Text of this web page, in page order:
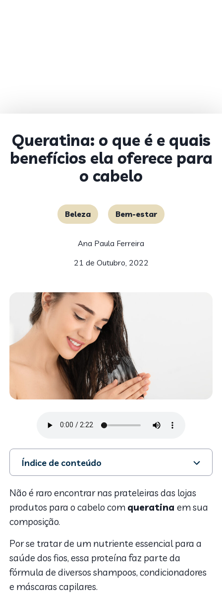
Queratina: o que é e quais
benefícios ela oferece para
o cabelo
Beleza Bem-estar
Ana Paula Ferreira
21 de Outubro, 2022
Índice de conteúdo
1. O que é a queratina
2. Para que ela serve?
3. Como usar a queratina nos fios?
Não é raro encontrar nas prateleiras das lojas
produtos para o cabelo com queratinaem sua
composição.
Por se tratar de um nutriente essencial para a
saúde dos fios, essa proteína faz parte da
fórmula de diversos shampoos, condicionadores
e máscaras capilares.